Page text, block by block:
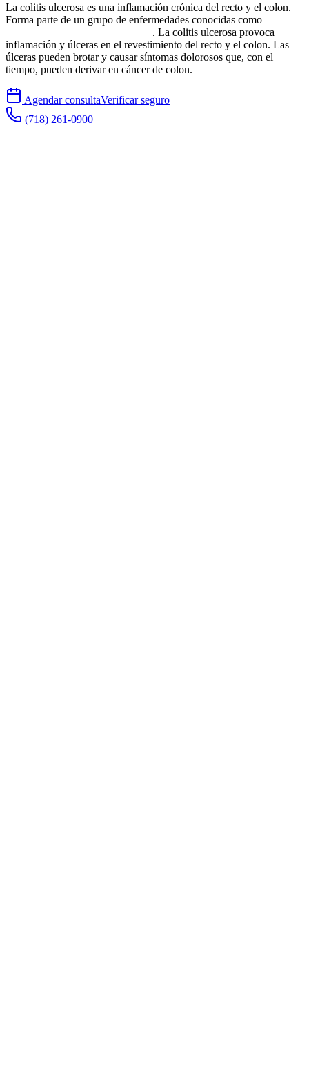
La colitis ulcerosa es una inflamación crónica del recto y el colon.
Forma parte de un grupo de enfermedades conocidas como
. La colitis ulcerosa provoca
inflamación y úlceras en el revestimiento del recto y el colon. Las
úlceras pueden brotar y causar síntomas dolorosos que, con el
tiempo, pueden derivar en cáncer de colon.
Agendar consultaVerificar seguro
(718) 261-0900